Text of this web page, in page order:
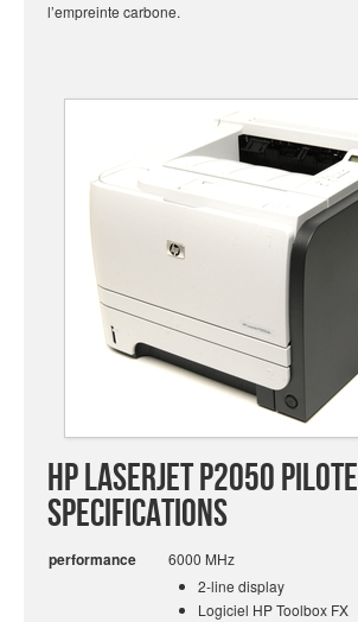
l’empreinte carbone.
HP LaserJet P2050 Pilote
specifications
performance 6000 MHz
2-line display
Logiciel HP Toolbox FX